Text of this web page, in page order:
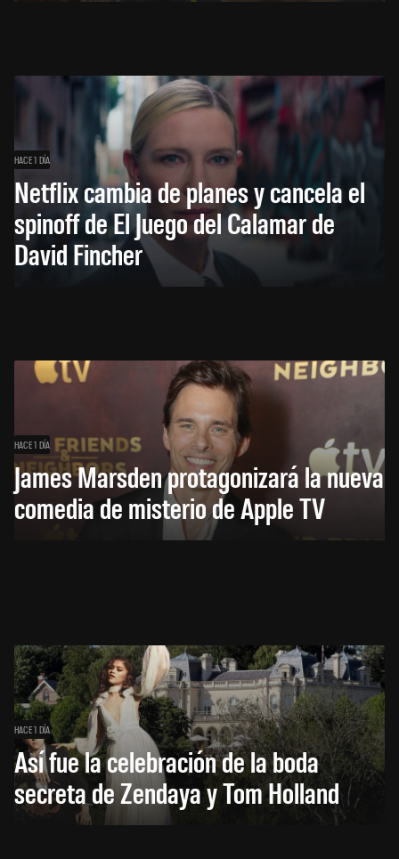
HACE 1 DÍA
Netflix cambia de planes y cancela el
spinoff de El Juego del Calamar de
David Fincher
HACE 1 DÍA
James Marsden protagonizará la nueva
comedia de misterio de Apple TV
HACE 1 DÍA
Así fue la celebración de la boda
secreta de Zendaya y Tom Holland